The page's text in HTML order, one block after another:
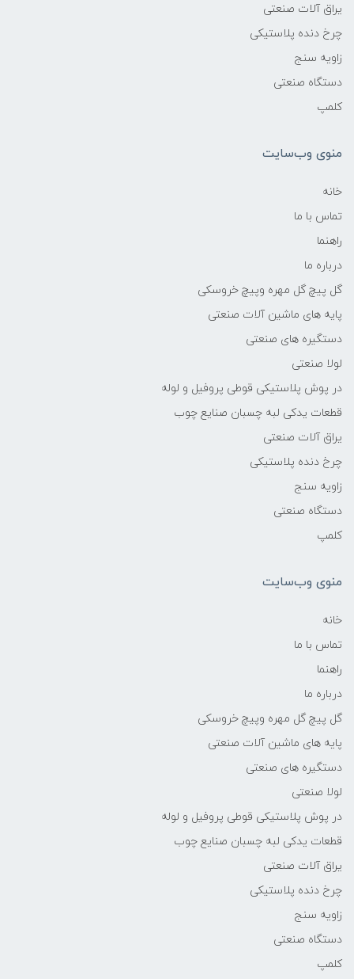
یراق آلات صنعتی
چرخ دنده پلاستیکی
زاویه سنج
دستگاه صنعتی
کلمپ
منوی وب‌سایت
خانه
تماس با ما
راهنما
درباره ما
گل پیچ گل مهره وپیچ خروسکی
پایه های ماشین آلات صنعتی
دستگیره های صنعتی
لولا صنعتی
در پوش پلاستیکی قوطی پروفیل و لوله
قطعات یدکی لبه چسبان صنایع چوب
یراق آلات صنعتی
چرخ دنده پلاستیکی
زاویه سنج
دستگاه صنعتی
کلمپ
منوی وب‌سایت
خانه
تماس با ما
راهنما
درباره ما
گل پیچ گل مهره وپیچ خروسکی
پایه های ماشین آلات صنعتی
دستگیره های صنعتی
لولا صنعتی
در پوش پلاستیکی قوطی پروفیل و لوله
قطعات یدکی لبه چسبان صنایع چوب
یراق آلات صنعتی
چرخ دنده پلاستیکی
زاویه سنج
دستگاه صنعتی
کلمپ